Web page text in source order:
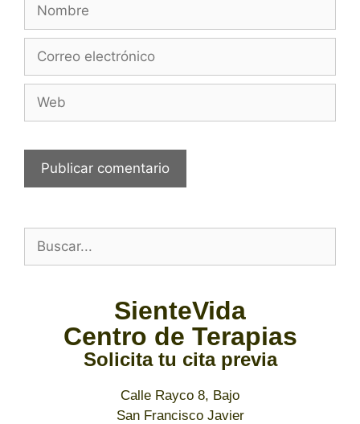
SienteVida
Centro de Terapias
Solicita tu cita previa
Calle Rayco 8, Bajo
San Francisco Javier